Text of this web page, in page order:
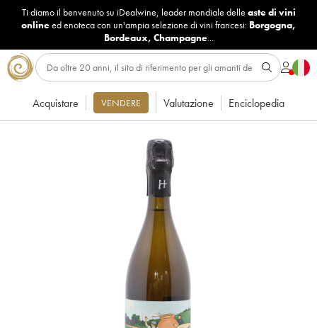
Ti diamo il benvenuto su iDealwine, leader mondiale delle aste di vini
onlineed enoteca con un'ampia selezione di vini francesi: Borgogna,
Bordeaux, Champagne...
Acquistare VENDERE Valutazione Enciclopedia